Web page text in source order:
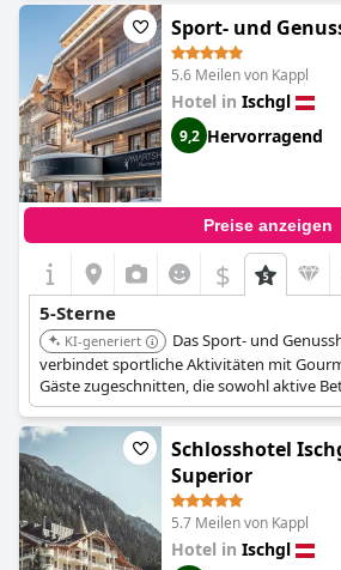
könnte, was auf Verbesserungspotenzial
auch in der betrieblichen Durchführung
Sport- und
5.6 Meilen von Kappl
Hotel in Ischgl
9,2 Hervorragend
Preise anzeigen
$
5-Sterne
KI-generiert
Das Sport- und
verbindet sportliche Aktivitäten mit
Gäste zugeschnitten, die sowohl aktive
kulinarische Genüsse suchen.
Schlosshotel
Superior
5.7 Meilen von Kappl
Hotel in Ischgl